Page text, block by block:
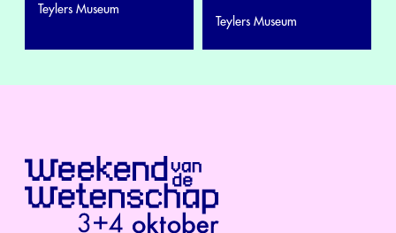
Teylers Museum
Teylers Museum